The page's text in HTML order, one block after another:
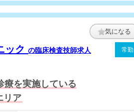
気になる
ック の臨床検査技師求人 常勤
療を実施している
リア